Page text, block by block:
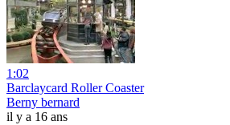
1:02
Barclaycard Roller Coaster
Berny bernard
il y a 16 ans